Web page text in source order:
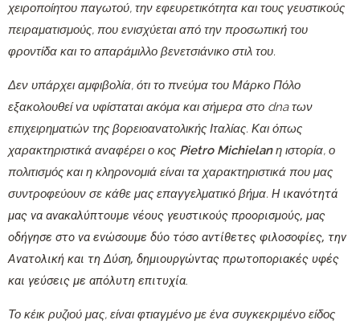
χειροποίητου παγωτού, την εφευρετικότητα και τους γευστικούς
πειραματισμούς, που ενισχύεται από την προσωπική του
φροντίδα και το απαράμιλλο βενετσιάνικο στιλ του.
Δεν υπάρχει αμφιβολία, ότι το πνεύμα του Μάρκο Πόλο
εξακολουθεί να υφίσταται ακόμα και σήμερα στο dnaτων
επιχειρηματιών της βορειοανατολικής Ιταλίας. Και όπως
χαρακτηριστικά αναφέρει ο κος Pietro Michielanη ιστορία, ο
πολιτισμός και η κληρονομιά είναι τα χαρακτηριστικά που μας
συντροφεύουν σε κάθε μας επαγγελματικό βήμα. Η ικανότητά
μας να ανακαλύπτουμε νέους γευστικούς προορισμούς, μας
οδήγησε στο να ενώσουμε δύο τόσο αντίθετες φιλοσοφίες, την
Ανατολική και τη Δύση, δημιουργώντας πρωτοποριακές υφές
και γεύσεις με απόλυτη επιτυχία.
Το κέικ ρυζιού μας, είναι φτιαγμένο με ένα συγκεκριμένο είδος